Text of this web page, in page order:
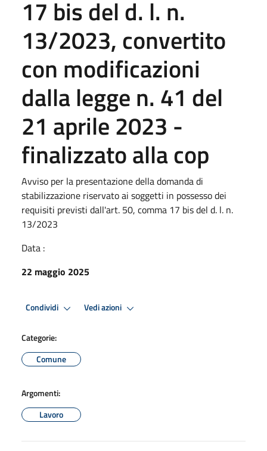
17 bis del d. l. n.
13/2023, convertito
con modificazioni
dalla legge n. 41 del
21 aprile 2023 -
finalizzato alla cop
Avviso per la presentazione della domanda di
stabilizzazione riservato ai soggetti in possesso dei
requisiti previsti dall'art. 50, comma 17 bis del d. l. n.
13/2023
Data :
22 maggio 2025
Condividi Vedi azioni
Categorie:
Comune
Argomenti:
Lavoro